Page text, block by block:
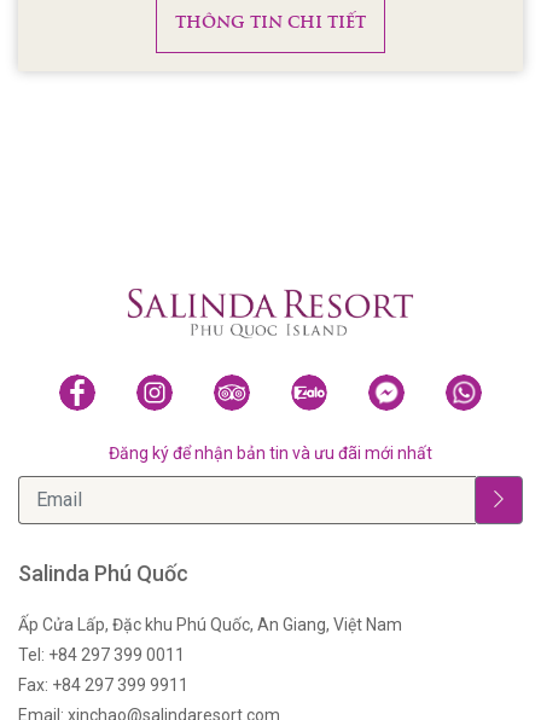
THÔNG TIN CHI TIẾT
Đăng ký để nhận bản tin và ưu đãi mới nhất
Salinda Phú Quốc
Ấp Cửa Lấp, Đặc khu Phú Quốc, An Giang, Việt Nam
Tel: +84 297 399 0011
Fax: +84 297 399 9911
Email: xinchao@salindaresort.com